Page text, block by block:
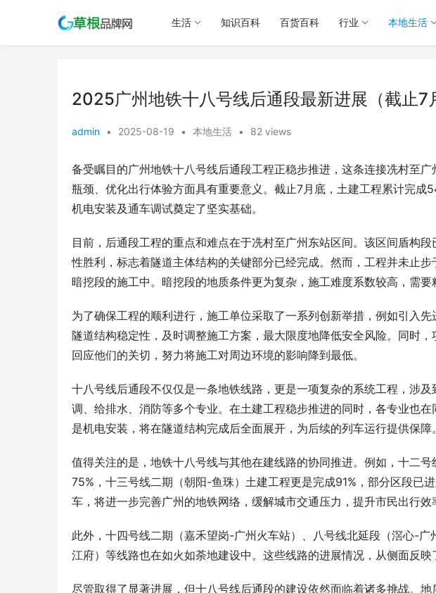
生活 知识百科 百货百科 行业 本地生活
2025广州地铁十八号线后通段最新进展（截止7
admin • 2025-08-19 • 本地生活 • 82 views
备受瞩目的广州地铁十八号线后通段工程正稳步推进，这条连接冼村至
瓶颈、优化出行体验方面具有重要意义。截止7月底，土建工程累计完成
机电安装及通车调试奠定了坚实基础。
目前，后通段工程的重点和难点在于冼村至广州东站区间。该区间盾构
性胜利，标志着隧道主体结构的关键部分已经完成。然而，工程并未止
暗挖段的施工中。暗挖段的地质条件更为复杂，施工难度系数较高，需要
为了确保工程的顺利进行，施工单位采取了一系列创新举措，例如引入
隧道结构稳定性，及时调整施工方案，最大限度地降低安全风险。同时
回应他们的关切，努力将施工对周边环境的影响降到最低。
十八号线后通段不仅仅是一条地铁线路，更是一项复杂的系统工程，涉
调、给排水、消防等多个专业。在土建工程稳步推进的同时，各专业也
是机电安装，将在隧道结构完成后全面展开，为后续的列车运行提供保障。
值得关注的是，地铁十八号线与其他在建线路的协同推进。例如，十二
75%，十三号线二期（朝阳-鱼珠）土建工程更是完成91%，部分区段已
车，将进一步完善广州的地铁网络，缓解城市交通压力，提升市民出行效
此外，十四号线二期（嘉禾望岗-广州火车站）、八号线北延段（滘心-
江府）等线路也在如火如荼地建设中。这些线路的进展情况，从侧面反映
尽管取得了显著进展，但十八号线后通段的建设依然面临着诸多挑战。